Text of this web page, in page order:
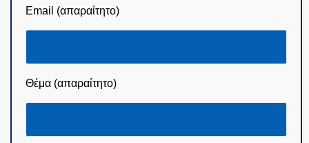
Email (απαραίτητο)
Θέμα (απαραίτητο)